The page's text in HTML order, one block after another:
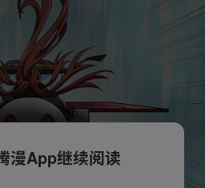
漫App继续阅读